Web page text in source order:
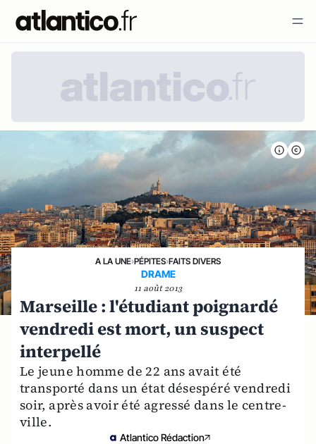
A LA UNE›PÉPITES›FAITS DIVERS
DRAME
11 août 2013
Marseille : l'étudiant poignardé
vendredi est mort, un suspect
interpellé
Le jeune homme de 22 ans avait été
transporté dans un état désespéré vendredi
soir, après avoir été agressé dans le centre-
ville.
Atlantico Rédaction